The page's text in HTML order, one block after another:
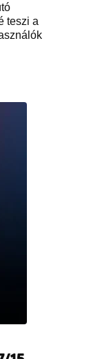
teszi a